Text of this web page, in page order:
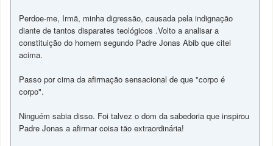
Perdoe-me, Irmã, minha digressão, causada pela indignação
diante de tantos disparates teológicos .Volto a analisar a
constituição do homem segundo Padre Jonas Abib que citei
acima.
Passo por cima da afirmação sensacional de que "corpo é
corpo".
Ninguém sabia disso. Foi talvez o dom da sabedoria que inspirou
Padre Jonas a afirmar coisa tão extraordinária!